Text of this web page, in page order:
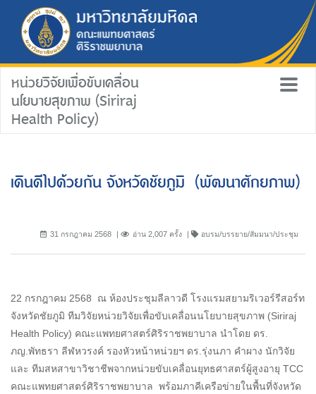
หน่วยวิจัยเพื่อขับเคลื่อน
นโยบายสุขภาพ (Siriraj
Health Policy)
เดินดีไปด้วยกัน จังหวัดชัยภูมิ (พัฒนาศักยภาพ)
31 กรกฎาคม 2568 อ่าน 2,007 ครั้ง อบรม/บรรยาย/สัมมนา/ประชุม
22 กรกฎาคม 2568 ณ ห้องประชุมลีลาวดี โรงแรมสยามริเวอร์รีสอร์ท
จังหวัดชัยภูมิ ทีมวิจัยหน่วยวิจัยเพื่อขับเคลื่อนนโยบายสุขภาพ (Siriraj
Health Policy) คณะแพทยศาสตร์ศิริราชพยาบาล นำโดย ดร.
ภญ.พัทธรา ลีฬหวรงค์ รองหัวหน้าหน่วยฯ ดร.รุ่งนภา คำผาง นักวิจัย
และ ทีมสหสาขาวิชาชีพจากหน่วยขับเคลื่อนยุทธศาสตร์ผู้สูงอายุ TCC
คณะแพทยศาสตร์ศิริราชพยาบาล พร้อมภาคีเครือข่ายในพื้นที่จังหวัด